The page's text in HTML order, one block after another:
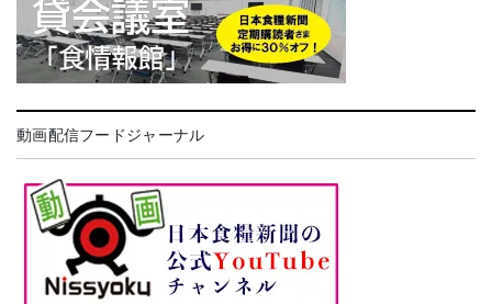
動画配信フードジャーナル